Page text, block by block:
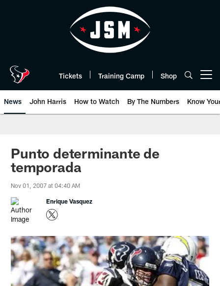
Tickets Training Camp Shop
News John Harris How to Watch By The Numbers Know
Punto determinante de
temporada
Nov 01, 2007 at 04:40 AM
Enrique Vasquez